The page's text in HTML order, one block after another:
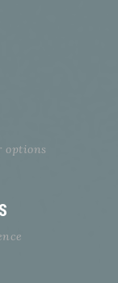
options